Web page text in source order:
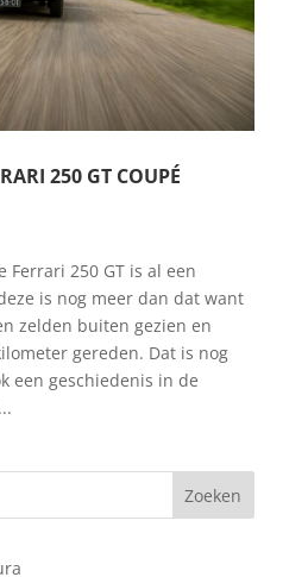
250 GT COUPÉ
Ferrari 250 GT is al een
is nog meer dan dat want
zelden buiten gezien en
gereden. Dat is nog
een geschiedenis in de